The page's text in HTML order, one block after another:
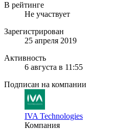
В рейтинге
Не участвует
Зарегистрирован
25 апреля 2019
Активность
6 августа в 11:55
Подписан на компании
IVA Technologies
Компания